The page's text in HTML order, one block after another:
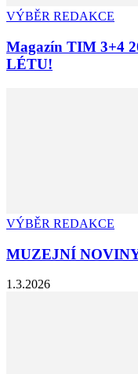
VÝBĚR REDAKCE
Magazín TIM 3+4
LÉTU!
VÝBĚR REDAKCE
MUZEJNÍ
1.3.2026